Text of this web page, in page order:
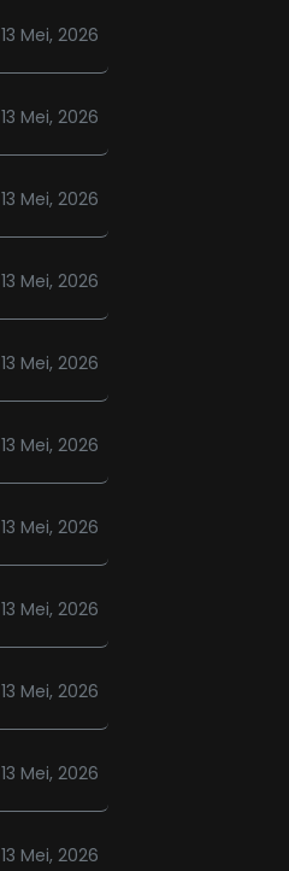
13 Mei, 2026
13 Mei, 2026
13 Mei, 2026
13 Mei, 2026
13 Mei, 2026
13 Mei, 2026
13 Mei, 2026
13 Mei, 2026
13 Mei, 2026
13 Mei, 2026
13 Mei, 2026